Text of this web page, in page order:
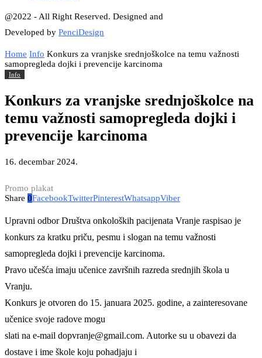
@2022 - All Right Reserved. Designed and
Developed by PenciDesign
Home Info Konkurs za vranjske srednjoškolce na temu važnosti
samopregleda dojki i prevencije karcinoma
Info
Konkurs za vranjske srednjoškolce na
temu važnosti samopregleda dojki i
prevencije karcinoma
16. decembar 2024.
Promo plakat
Share 0FacebookTwitterPinterestWhatsappViber
Upravni odbor Društva onkoloških pacijenata Vranje raspisao je
konkurs za kratku priču, pesmu i slogan na temu važnosti
samopregleda dojki i prevencije karcinoma.
Pravo učešća imaju učenice završnih razreda srednjih škola u
Vranju.
Konkurs je otvoren do 15. januara 2025. godine, a zainteresovane
učenice svoje radove mogu
slati na e-mail dopvranje@gmail.com. Autorke su u obavezi da
dostave i ime škole koju pohadjaju i